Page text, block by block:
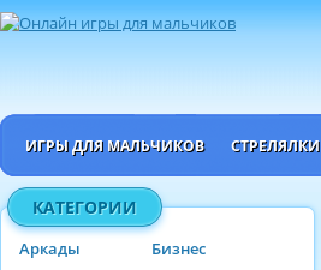
ИГРЫ ДЛЯ МАЛЬЧИКОВ СТРЕЛЯЛКИ
КАТЕГОРИИ
Аркады
Бизнес